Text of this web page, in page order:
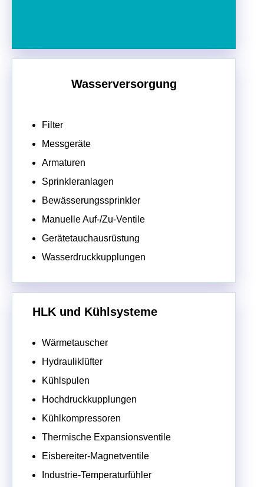
Wasserversorgung
Filter
Messgeräte
Armaturen
Sprinkleranlagen
Bewässerungssprinkler
Manuelle Auf-/Zu-Ventile
Gerätetauchausrüstung
Wasserdruckkupplungen
HLK und Kühlsysteme
Wärmetauscher
Hydrauliklüfter
Kühlspulen
Hochdruckkupplungen
Kühlkompressoren
Thermische Expansionsventile
Eisbereiter-Magnetventile
Industrie-Temperaturfühler